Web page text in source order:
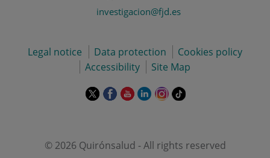
investigacion@fjd.es
Legal notice Data protection
Cookies policy
Accessibility
Site Map
This
in
This
in
This
in
This
in
This
in
Link
© 2026 Quirónsalud - All rights reserved